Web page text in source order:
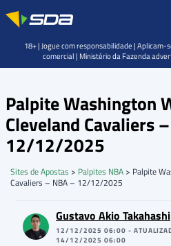
Palpite Washington
Cleveland Cavaliers
12/12/2025
Sites de Apostas > Palpites NBA > Palpite
Cavaliers – NBA – 12/12/2025
Gustavo Akio Takahashi
12/12/2025 06:00 -
14/12/2025 06:00
18+ | Jogue com responsabilidade | Aplicam-
comercial | Ministério da Fazenda